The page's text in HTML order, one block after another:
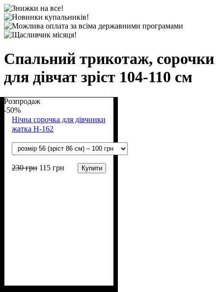
Спальний трикотаж, сорочки
для дівчат зріст 104-110 см
Розпродаж
-50%
Нічна сорочка для дівчинки
жатка Н-162
230грн 115 грн Купити